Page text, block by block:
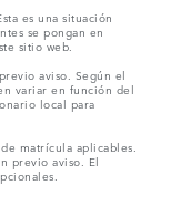
es una situación
se pongan en
sitio web.
aviso. Según el
variar en función del
local para
matrícula aplicables.
previo aviso. El